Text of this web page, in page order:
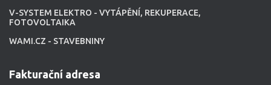
V-SYSTEM ELEKTRO - VYTÁPĚNÍ, REKUPERACE,
FOTOVOLTAIKA
WAMI.CZ - STAVEBNINY
Fakturační adresa